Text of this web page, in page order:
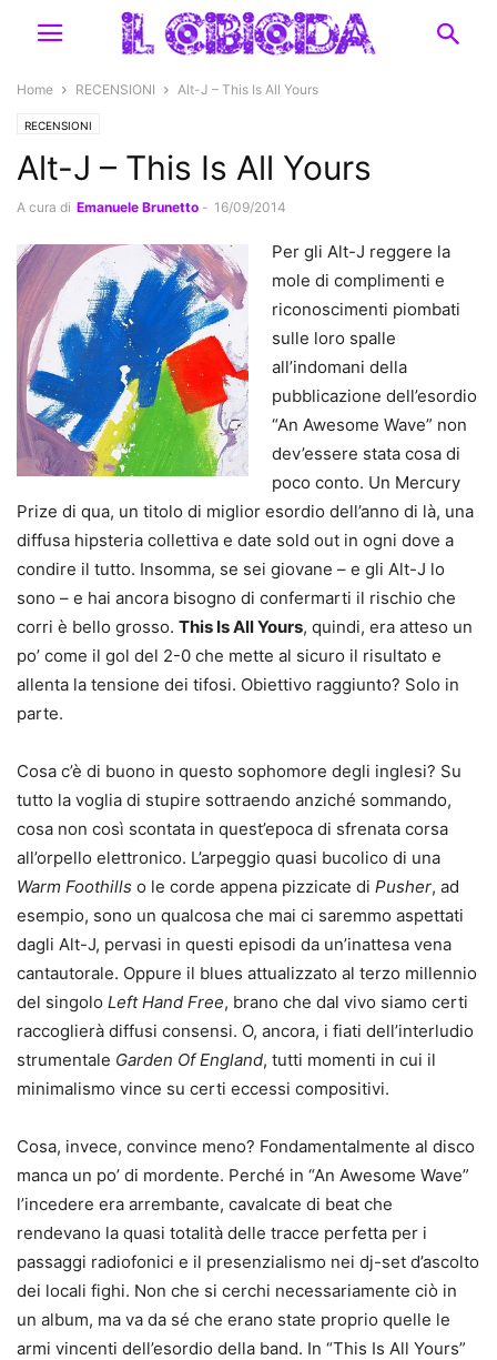
Home RECENSIONI Alt-J – This Is All Yours
RECENSIONI
Alt-J – This Is All Yours
A cura di Emanuele Brunetto - 16/09/2014
Per gli Alt-J reggere la
mole di complimenti e
riconoscimenti piombati
sulle loro spalle
all’indomani della
pubblicazione dell’esordio
“An Awesome Wave” non
dev’essere stata cosa di
poco conto. Un Mercury
Prize di qua, un titolo di miglior esordio dell’anno di là, una
diffusa hipsteria collettiva e date sold out in ogni dove a
condire il tutto. Insomma, se sei giovane – e gli Alt-J lo
sono – e hai ancora bisogno di confermarti il rischio che
corri è bello grosso. This Is All Yours, quindi, era atteso un
po’ come il gol del 2-0 che mette al sicuro il risultato e
allenta la tensione dei tifosi. Obiettivo raggiunto? Solo in
parte.
Cosa c’è di buono in questo sophomore degli inglesi? Su
tutto la voglia di stupire sottraendo anziché sommando,
cosa non così scontata in quest’epoca di sfrenata corsa
all’orpello elettronico. L’arpeggio quasi bucolico di una
Warm Foothills o le corde appena pizzicate di Pusher, ad
esempio, sono un qualcosa che mai ci saremmo aspettati
dagli Alt-J, pervasi in questi episodi da un’inattesa vena
cantautorale. Oppure il blues attualizzato al terzo millennio
del singolo Left Hand Free, brano che dal vivo siamo certi
raccoglierà diffusi consensi. O, ancora, i fiati dell’interludio
strumentale Garden Of England, tutti momenti in cui il
minimalismo vince su certi eccessi compositivi.
Cosa, invece, convince meno? Fondamentalmente al disco
manca un po’ di mordente. Perché in “An Awesome Wave”
l’incedere era arrembante, cavalcate di beat che
rendevano la quasi totalità delle tracce perfetta per i
passaggi radiofonici e il presenzialismo nei dj-set d’ascolto
dei locali fighi. Non che si cerchi necessariamente ciò in
un album, ma va da sé che erano state proprio quelle le
armi vincenti dell’esordio della band. In “This Is All Yours”